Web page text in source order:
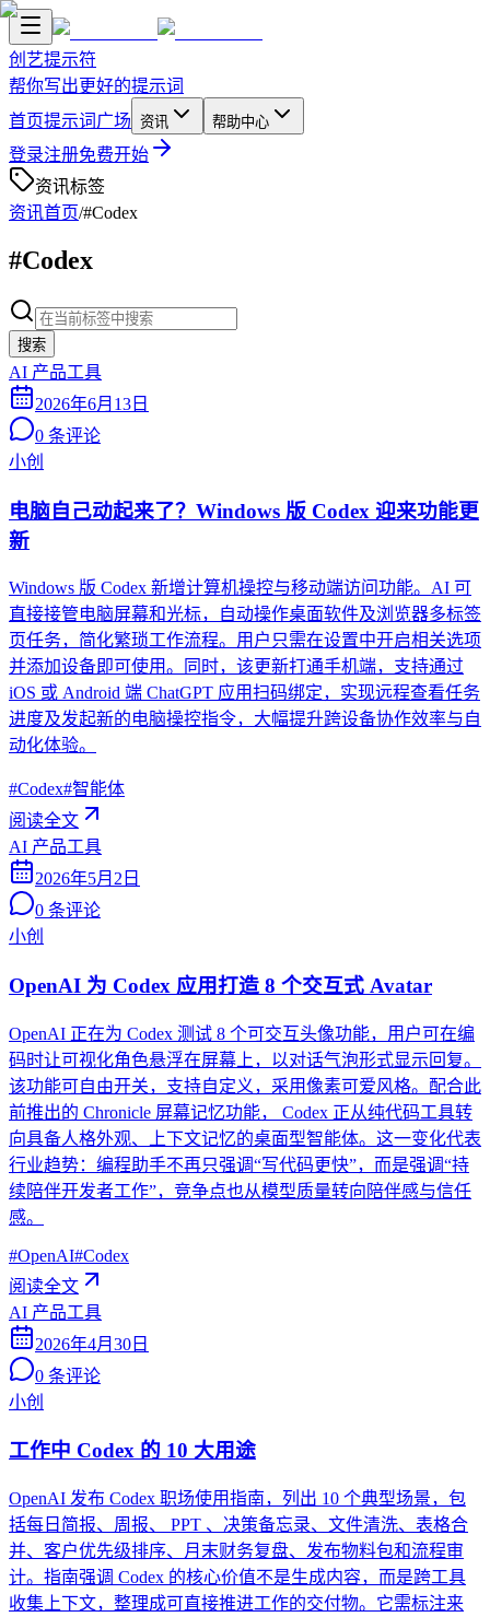
创艺提示符
帮你写出更好的提示词
首页提示词广场 资讯 帮助中心
登录注册免费开始
资讯标签
资讯首页/#Codex
#Codex
搜索
AI 产品工具
2026年6月13日
0 条评论
小创
电脑自己动起来了？Windows 版 Codex 迎来功能更
新
Windows 版 Codex 新增计算机操控与移动端访问功能。AI 可
直接接管电脑屏幕和光标，自动操作桌面软件及浏览器多标签
页任务，简化繁琐工作流程。用户只需在设置中开启相关选项
并添加设备即可使用。同时，该更新打通手机端，支持通过
iOS 或 Android 端 ChatGPT 应用扫码绑定，实现远程查看任务
进度及发起新的电脑操控指令，大幅提升跨设备协作效率与自
动化体验。
#Codex#智能体
阅读全文
AI 产品工具
2026年5月2日
0 条评论
小创
OpenAI 为 Codex 应用打造 8 个交互式 Avatar
OpenAI 正在为 Codex 测试 8 个可交互头像功能，用户可在编
码时让可视化角色悬浮在屏幕上，以对话气泡形式显示回复。
该功能可自由开关，支持自定义，采用像素可爱风格。配合此
前推出的 Chronicle 屏幕记忆功能， Codex 正从纯代码工具转
向具备人格外观、上下文记忆的桌面型智能体。这一变化代表
行业趋势：编程助手不再只强调“写代码更快”，而是强调“持
续陪伴开发者工作”，竞争点也从模型质量转向陪伴感与信任
感。
#OpenAI#Codex
阅读全文
AI 产品工具
2026年4月30日
0 条评论
小创
工作中 Codex 的 10 大用途
OpenAI 发布 Codex 职场使用指南，列出 10 个典型场景，包
括每日简报、周报、 PPT 、决策备忘录、文件清洗、表格合
并、客户优先级排序、月末财务复盘、发布物料包和流程审
计。指南强调 Codex 的核心价值不是生成内容，而是跨工具
收集上下文，整理成可直接推进工作的交付物。它需标注来